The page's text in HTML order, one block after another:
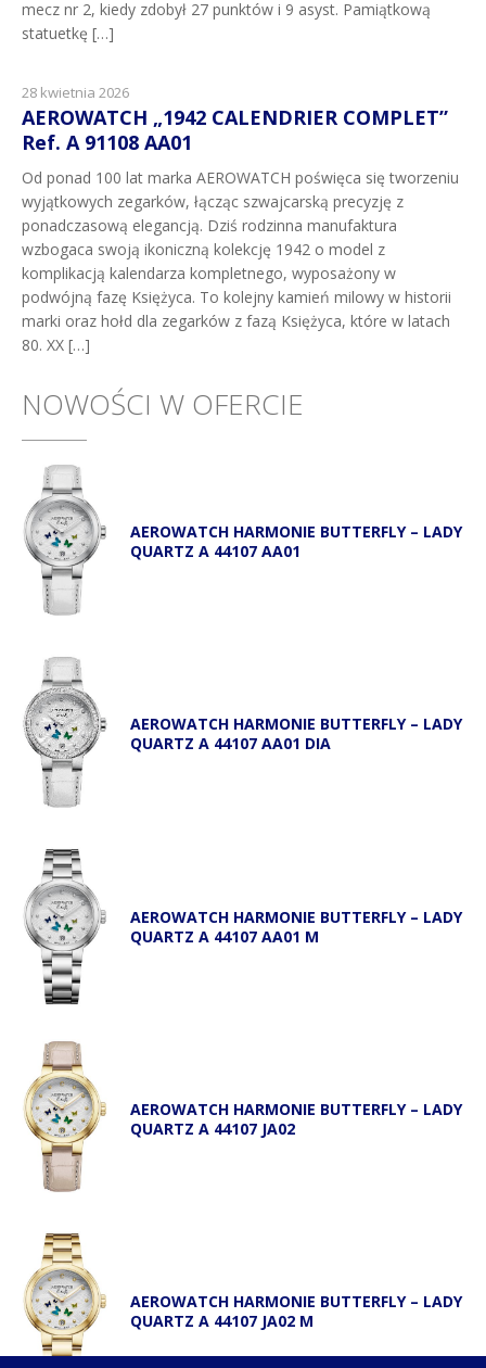
mecz nr 2, kiedy zdobył 27 punktów i 9 asyst. Pamiątkową
statuetkę […]
28 kwietnia 2026
AEROWATCH „1942 CALENDRIER COMPLET”
Ref. A 91108 AA01
Od ponad 100 lat marka AEROWATCH poświęca się tworzeniu
wyjątkowych zegarków, łącząc szwajcarską precyzję z
ponadczasową elegancją. Dziś rodzinna manufaktura
wzbogaca swoją ikoniczną kolekcję 1942 o model z
komplikacją kalendarza kompletnego, wyposażony w
podwójną fazę Księżyca. To kolejny kamień milowy w historii
marki oraz hołd dla zegarków z fazą Księżyca, które w latach
80. XX […]
NOWOŚCI W OFERCIE
AEROWATCH HARMONIE BUTTERFLY – LADY
QUARTZ A 44107 AA01
AEROWATCH HARMONIE BUTTERFLY – LADY
QUARTZ A 44107 AA01 DIA
AEROWATCH HARMONIE BUTTERFLY – LADY
QUARTZ A 44107 AA01 M
AEROWATCH HARMONIE BUTTERFLY – LADY
QUARTZ A 44107 JA02
AEROWATCH HARMONIE BUTTERFLY – LADY
QUARTZ A 44107 JA02 M